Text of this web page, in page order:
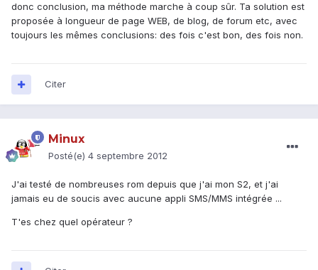
donc conclusion, ma méthode marche à coup sûr. Ta solution est
proposée à longueur de page WEB, de blog, de forum etc, avec
toujours les mêmes conclusions: des fois c'est bon, des fois non.
Citer
Minux
Posté(e) 4 septembre 2012
J'ai testé de nombreuses rom depuis que j'ai mon S2, et j'ai
jamais eu de soucis avec aucune appli SMS/MMS intégrée ...
T'es chez quel opérateur ?